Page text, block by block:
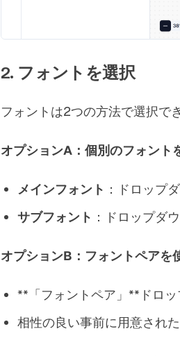
2. フォントを選択
フォントは2つの方法で選択で
オプションA：個別のフォント
メインフォント ：ドロップ
サブフォント ：ドロップダ
オプションB：フォントペアを
**「フォントペア」**ドロッ
相性の良い事前に用意され